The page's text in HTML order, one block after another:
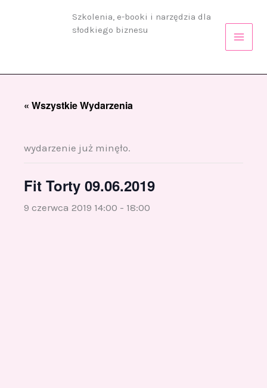
Szkolenia, e-booki i narzędzia dla
słodkiego biznesu
« Wszystkie Wydarzenia
wydarzenie już minęło.
Fit Torty 09.06.2019
9 czerwca 2019 14:00 - 18:00